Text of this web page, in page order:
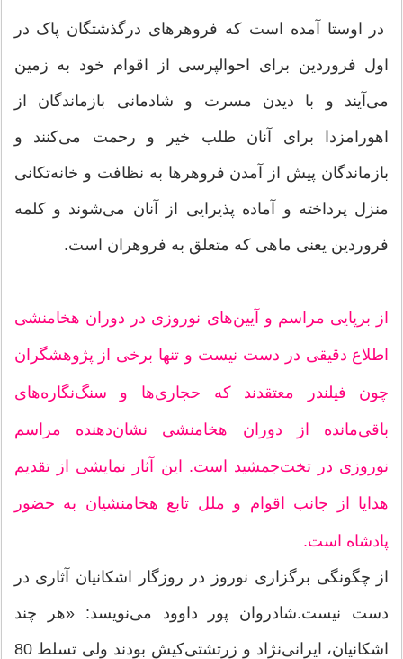
در اوستا آمده است که فروهرهای درگذشتگان پاک در
اول فروردین برای احوالپرسی از اقوام خود به زمین
می‌آیند و با دیدن مسرت و شادمانی بازماندگان از
اهورامزدا برای آنان طلب خیر و رحمت می‌کنند و
بازماندگان پیش از آمدن فروهرها به نظافت و خانه‌تکانی
منزل پرداخته و آماده پذیرایی از آنان می‌شوند و کلمه
فروردین یعنی ماهی که متعلق به فروهران است.
از برپایی مراسم و آیین‌های نوروزی در دوران هخامنشی
اطلاع‌ دقیقی در دست نیست و تنها برخی از پژوهشگران
چون فیلندر معتقدند که حجاری‌ها و سنگ‌نگاره‌های
باقی‌مانده از دوران هخامنشی نشان‌دهنده مراسم
نوروزی در تخت‌جمشید است. این آثار نمایشی از تقدیم
هدایا از جانب اقوام و ملل تابع هخامنشیان به حضور
پادشاه است.
از چگونگی برگزاری نوروز در روزگار اشکانیان آثاری در
دست نیست.شادروان پور داوود می‌نویسد: «هر چند
اشکانیان، ایرانی‌نژاد و زرتشتی‌کیش بودند ولی تسلط 80